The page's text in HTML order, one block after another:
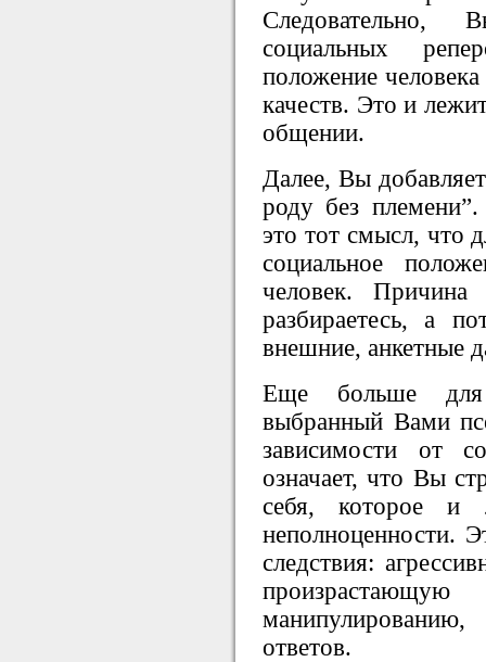
социальных
положение
качеств. Это и
общении.
Далее, Вы
роду без
это тот смысл, что
социальное
человек.
разбираетесь, а
внешние, анкетные
Еще больше для
выбранный Вами
зависимости от
означает, что Вы
себя, которое и
неполноценности.
следствия:
ответов.